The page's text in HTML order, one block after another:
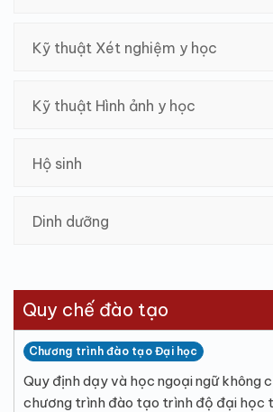
Kỹ thuật Xét nghiệm y học
Kỹ thuật Hình ảnh y học
Hộ sinh
Dinh dưỡng
Quy chế đào tạo
Chương trình đào tạo Đại học
Quy định dạy và học ngoại ngữ không
chương trình đào tạo trình độ đại học